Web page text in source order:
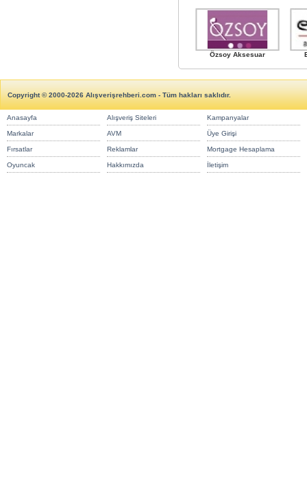
Özsoy Aksesuar
Copyright © 2000-2026 Alışverişrehberi.com - Tüm hakları saklıdır.
Anasayfa Alışveriş Siteleri Kampanyalar
Markalar AVM Üye Girişi
Fırsatlar Reklamlar Mortgage Hesaplama
Oyuncak Hakkımızda İletişim